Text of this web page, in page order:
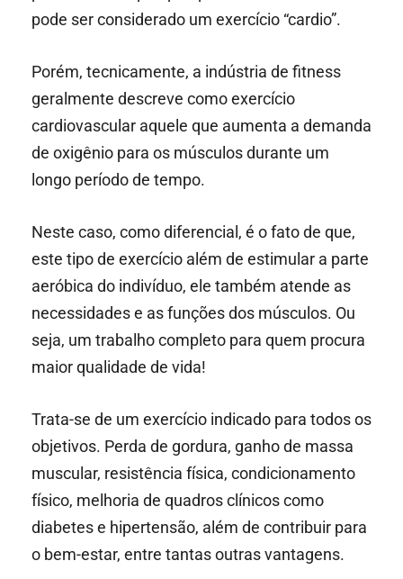
pode ser considerado um exercício “cardio”.
Porém, tecnicamente, a indústria de fitness
geralmente descreve como exercício
cardiovascular aquele que aumenta a demanda
de oxigênio para os músculos durante um
longo período de tempo.
Neste caso, como diferencial, é o fato de que,
este tipo de exercício além de estimular a parte
aeróbica do indivíduo, ele também atende as
necessidades e as funções dos músculos. Ou
seja, um trabalho completo para quem procura
maior qualidade de vida!
Trata-se de um exercício indicado para todos os
objetivos. Perda de gordura, ganho de massa
muscular, resistência física, condicionamento
físico, melhoria de quadros clínicos como
diabetes e hipertensão, além de contribuir para
o bem-estar, entre tantas outras vantagens.